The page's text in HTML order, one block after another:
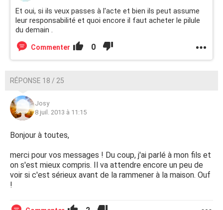
Et oui, si ils veux passes à l'acte et bien ils peut assume
leur responsabilité et quoi encore il faut acheter le pilule
du demain .
Commenter 0
RÉPONSE 18 / 25
Josy
8 juil. 2013 à 11:15
Bonjour à toutes,
merci pour vos messages ! Du coup, j'ai parlé à mon fils et
on s'est mieux compris. Il va attendre encore un peu de
voir si c'est sérieux avant de la rammener à la maison. Ouf
!